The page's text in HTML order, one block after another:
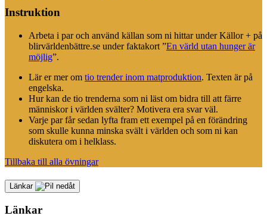
Instruktion
Arbeta i par och använd källan som ni hittar under Källor + på
blirvärldenbättre.se under faktakort ”En värld utan hunger är
möjlig”.
Lär er mer om tio trender inom matproduktion. Texten är på
engelska.
Hur kan de tio trenderna som ni läst om bidra till att färre
människor i världen svälter? Motivera era svar väl.
Varje par får sedan lyfta fram ett exempel på en förändring
som skulle kunna minska svält i världen och som ni kan
diskutera om i helklass.
Tillbaka till alla övningar
Länkar
Länkar